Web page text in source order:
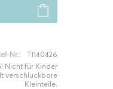
Nr.:
T1140426
Nicht für Kinder
verschluckbare
Kleinteile.